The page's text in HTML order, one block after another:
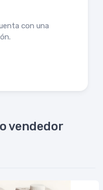
con una
vendedor